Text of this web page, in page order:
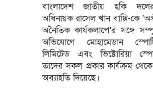
বাংলাদেশ জাতীয় হকি
অধিনায়ক রাসেল খান বাপ্পি-কে
অনৈতিক কার্যকলাপে’র সঙ্গে
অভিযোগে মোহামেডান
লিমিটেড এবং ভিক্টোরিয়া
তাদের সকল প্রকার কার্যক্রম থেকে
অব্যাহতি দিয়েছে।